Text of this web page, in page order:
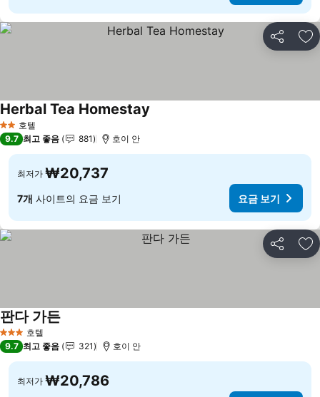
공유 즐
2 성급호텔
Herbal Tea Homestay
9.7 최고 좋음 881 호이 안
최저가 ₩20,737
7개 사이트의 요금 보기 요금 보기
공유 즐
3 성급 호텔
판다 가든
9.7 최고 좋음 321 호이 안
최저가 ₩20,786